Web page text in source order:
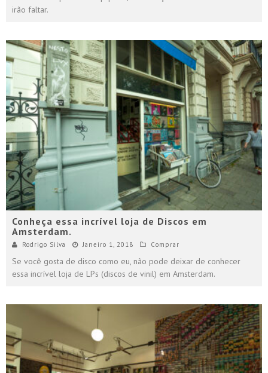
irão faltar.
Conheça essa incrível loja de Discos em
Amsterdam.
Rodrigo Silva Janeiro 1, 2018 Comprar
Se você gosta de disco como eu, não pode deixar de conhecer
essa incrível loja de LPs (discos de vinil) em Amsterdam.